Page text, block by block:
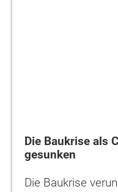
Die Baukrise als
gesunken
Die Baukrise